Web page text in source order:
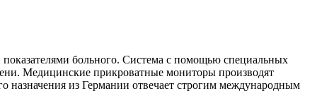
больного. Система с помощью специальных
Медицинские прикроватные мониторы производят
назначения из Германии отвечает строгим международным